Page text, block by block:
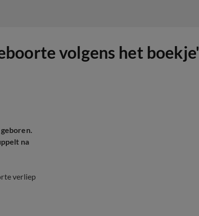
volgens het boekje'
na
verliep